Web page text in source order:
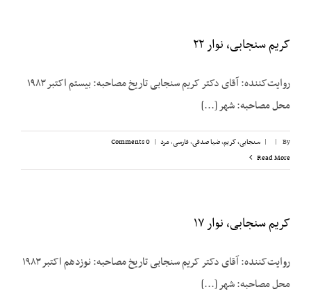
کریم سنجابی، نوار ۲۲
روایت‌‌کننده: آقای دکتر کریم سنجابی تاریخ مصاحبه: بیستم اکتبر ۱۹۸۳
محل مصاحبه: شهر [...]
By
|
| سنجابی، کریم,ضیا صدقی,فارسی,مرد |
0 Comments
Read More
کریم سنجابی، نوار ۱۷
روایت‌‌کننده: آقای دکتر کریم سنجابی تاریخ مصاحبه: نوزدهم اکتبر ۱۹۸۳
محل مصاحبه: شهر [...]